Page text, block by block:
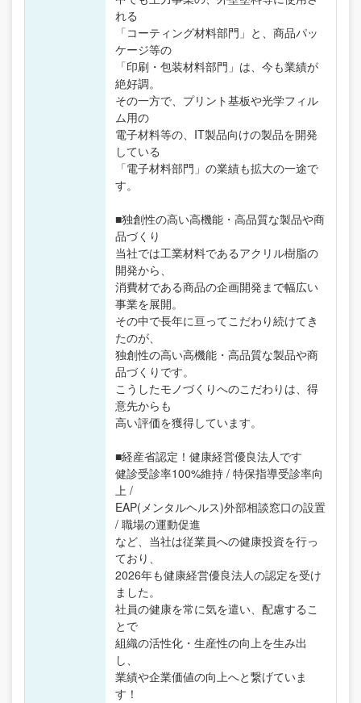
れる
「コーティング材料部門」と、商品パッ
ケージ等の
「印刷・包装材料部門」は、今も業績が
絶好調。
その一方で、プリント基板や光学フィル
ム用の
電子材料等の、IT製品向けの製品を開発
している
「電子材料部門」の業績も拡大の一途で
す。
■独創性の高い高機能・高品質な製品や商
品づくり
当社では工業材料であるアクリル樹脂の
開発から、
消費材である商品の企画開発まで幅広い
事業を展開。
その中で長年に亘ってこだわり続けてき
たのが、
独創性の高い高機能・高品質な製品や商
品づくりです。
こうしたモノづくりへのこだわりは、得
意先からも
高い評価を獲得しています。
■経産省認定！健康経営優良法人です
健診受診率100%維持 / 特保指導受診率向
上 /
EAP(メンタルヘルス)外部相談窓口の設置
/ 職場の運動促進
など、当社は従業員への健康投資を行っ
ており、
2026年も健康経営優良法人の認定を受け
ました。
社員の健康を常に気を遣い、配慮するこ
とで
組織の活性化・生産性の向上を生み出
し、
業績や企業価値の向上へと繋げていま
す！